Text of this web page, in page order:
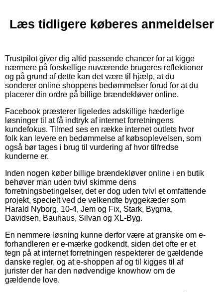
Læs tidligere køberes anmeldelser
Trustpilot giver dig altid passende chancer for at kigge
nærmere på forskellige nuværende brugeres reflektioner
og på grund af dette kan det være til hjælp, at du
sonderer online shoppens bedømmelser forud for at du
placerer din ordre på billige brændekløver online.
Facebook præsterer ligeledes adskillige hæderlige
løsninger til at få indtryk af internet forretningens
kundefokus. Tilmed ses en række internet outlets hvor
folk kan levere en bedømmelse af købsoplevelsen, som
også bør tages i brug til vurdering af hvor tilfredse
kunderne er.
Inden nogen køber billige brændekløver online i en butik
behøver man uden tvivl skimme dens
forretningsbetingelser, det er dog uden tvivl et omfattende
projekt, specielt ved de velkendte byggekæder som
Harald Nyborg, 10-4, Jem og Fix, Stark, Bygma,
Davidsen, Bauhaus, Silvan og XL-Byg.
En nemmere løsning kunne derfor være at granske om e-
forhandleren er e-mærke godkendt, siden det ofte er et
tegn på at internet forretningen respekterer de gældende
danske regler, og at e-shoppen af og til kigges til af
jurister der har den nødvendige knowhow om de
gældende love.